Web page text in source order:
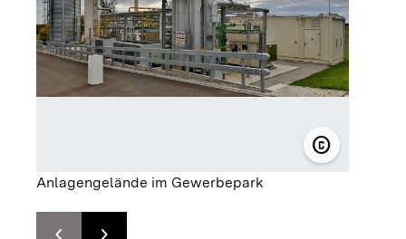
copyright
©
Anlagengelände im Gewerbepark